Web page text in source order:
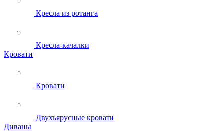
Кресла из ротанга
Кресла-качалки
Кровати
Кровати
Двухъярусные кровати
Диваны